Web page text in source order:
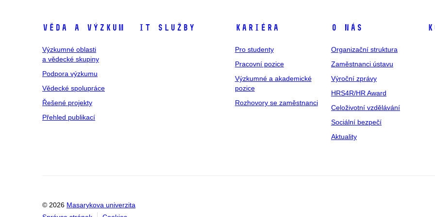
Věda a výzkum
Výzkumné oblasti
a vědecké skupiny
Podpora výzkumu
Vědecké spolupráce
Řešené projekty
Přehled publikací
IT služby Kariéra
Pro studenty
Pracovní pozice
Výzkumné a akademické
pozice
Rozhovory se zaměstnanci
O nás
Organizační struktura
Zaměstnanci ústavu
Výroční zprávy
HRS4R/HR Award
Celoživotní vzdělávání
Sociální bezpečí
Aktuality
© 2026 Masarykova univerzita